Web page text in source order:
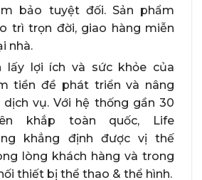
bảo tuyệt đối. Sản phẩm
trì trọn đời, giao hàng miễn
nhà.
lấy lợi ích và sức khỏe của
tiền đề phát triển và nâng
vụ. Với hệ thống gần 30
khắp toàn quốc, Life
khẳng định được vị thế
lòng khách hàng và trong
thiết bị thể thao & thể hình.